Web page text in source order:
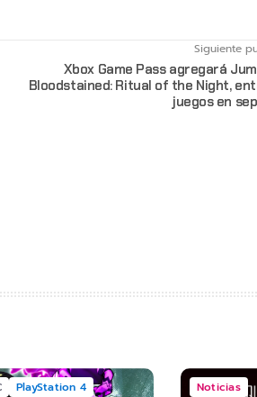
Siguiente
Xbox Game Pass agregará
Bloodstained: Ritual of the Night,
juegos en
PlayStation 4 Noticias